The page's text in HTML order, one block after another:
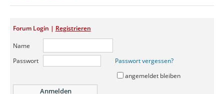
Forum Login | Registrieren
Name
Passwort
Passwort vergessen?
angemeldet bleiben